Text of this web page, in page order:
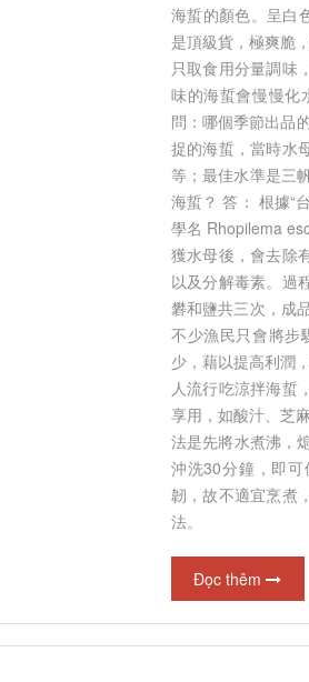
Yêu cầu chung đối với
nguyên liệu cho luyện
Admin 26/12/2018
Đối với tập hợp khoáng
(Fe), hiện nay ở nước ta
hàm lượng sắt chứa
chiếm từ 17% trở lên thì...
海蜇的顏色。呈白
是頂級貨，極爽脆
只取食用分量調味
味的海蜇會慢慢化
問：哪個季節出品
捉的海蜇，當時水
等；最佳水準是三
海蜇？ 答： 根據“
學名 Rhopilema
獲水母後，會去除
以及分解毒素。過
礬和鹽共三次，成
不少漁民只會將步
少，藉以提高利潤
人流行吃涼拌海蜇
享用，如酸汁、芝
法是先將水煮沸，
沖洗30分鐘，即
韌，故不適宜烹煮
法。
Đọc thêm